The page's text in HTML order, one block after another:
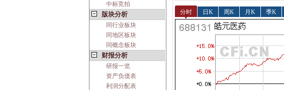
中标竞拍
版块分析
同行业板块
同地区板块
同概念板块
财报分析
研报一览
资产负债表
利润分配表
分时 日K 周K 月K 季K